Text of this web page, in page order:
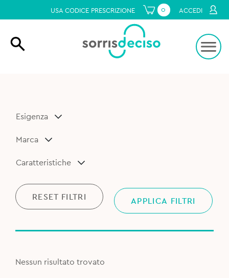
USA CODICE PRESCRIZIONE 0 ACCEDI
Esigenza
Marca
Caratteristiche
RESET FILTRI APPLICA FILTRI
Nessun risultato trovato